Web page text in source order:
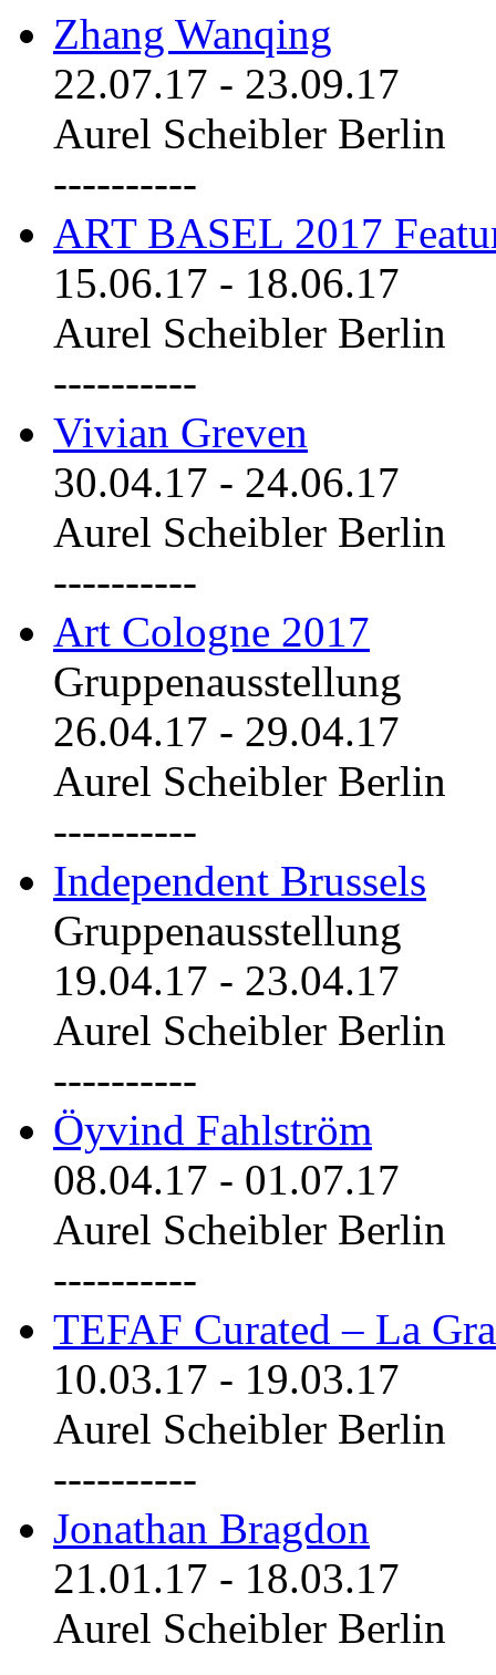
Zhang Wanqing
22.07.17 - 23.09.17
Aurel Scheibler Berlin
----------
ART BASEL 2017
15.06.17 - 18.06.17
Aurel Scheibler Berlin
----------
Vivian Greven
30.04.17 - 24.06.17
Aurel Scheibler Berlin
----------
Art Cologne 2017
Gruppenausstellung
26.04.17 - 29.04.17
Aurel Scheibler Berlin
----------
Independent Brussels
Gruppenausstellung
19.04.17 - 23.04.17
Aurel Scheibler Berlin
----------
Öyvind Fahlström
08.04.17 - 01.07.17
Aurel Scheibler Berlin
----------
TEFAF Curated – La
10.03.17 - 19.03.17
Aurel Scheibler Berlin
----------
Jonathan Bragdon
21.01.17 - 18.03.17
Aurel Scheibler Berlin